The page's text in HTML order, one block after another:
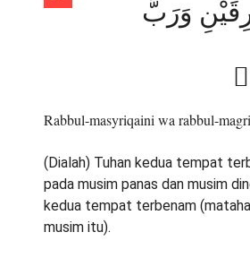
وَرَبُّ
Rabbul-masyriqaini wa rabbul-
(Dialah) Tuhan kedua tempat
pada musim panas dan musim
kedua tempat terbenam
musim itu).